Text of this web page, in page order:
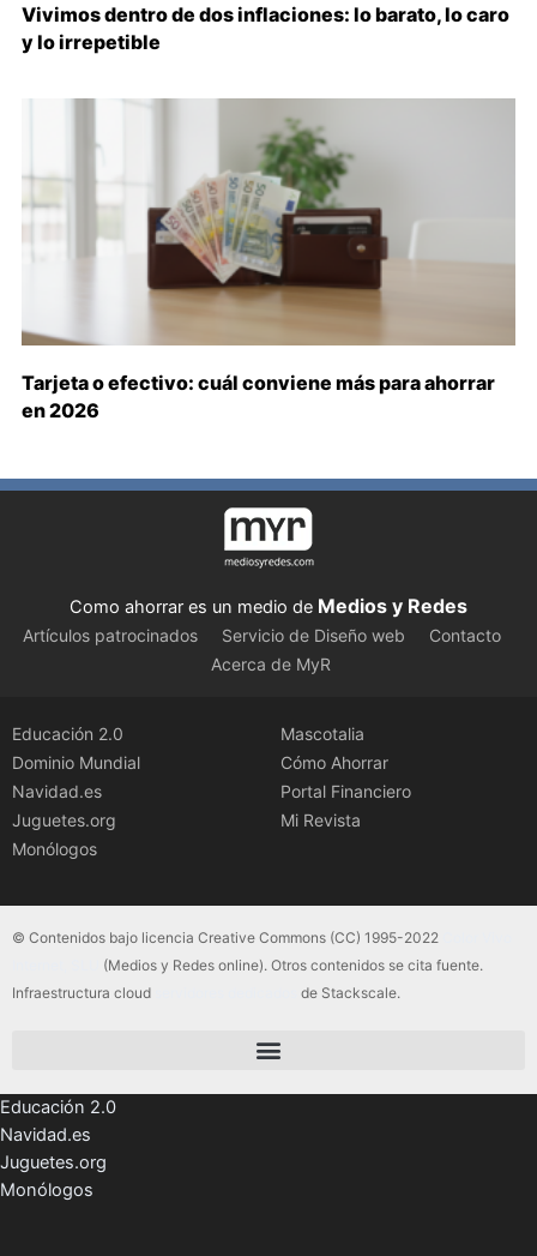
Vivimos dentro de dos inflaciones: lo barato, lo caro
y lo irrepetible
Tarjeta o efectivo: cuál conviene más para ahorrar
en 2026
Como ahorrar es un medio de Medios y Redes
Artículos patrocinados Servicio de Diseño web
Contacto
Acerca de MyR
Educación 2.0
Dominio Mundial
Navidad.es
Juguetes.org
Monólogos
Mascotalia
Cómo Ahorrar
Portal Financiero
Mi Revista
© Contenidos bajo licencia Creative Commons (CC) 1995-2022
(Medios y Redes online). Otros contenidos se cita fuente.
Infraestructura cloud
de Stackscale.
Educación 2.0
Navidad.es
Juguetes.org
Monólogos